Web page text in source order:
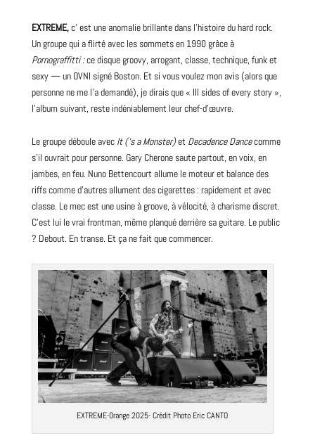
EXTREME,c’ est une anomalie brillante dans l’histoire du hard rock.
Ungroupequi a flirté avec les sommets en 1990 grâce à
Pornograffitti :ce disque groovy, arrogant, classe, technique, funk et
sexy — un OVNI signé Boston. Et si vous voulez mon avis (alors que
personne ne me l’a demandé), je dirais que « III sides of every story »,
l’album suivant, reste indéniablement leur chef-d’œuvre.
Le groupe déboule avec It (‘s a Monster)et Decadence Dancecomme
s’il ouvrait pour personne. Gary Cherone saute partout, en voix, en
jambes, en feu. Nuno Bettencourt allume le moteur et balance des
riffs comme d’autres allument des cigarettes : rapidement et avec
classe. Le mec est uneusine à groove, à vélocité, à charisme discret.
C’est lui le vrai frontman, même planqué derrière saguitare. Le public
? Debout. En transe. Et ça ne fait que commencer.
EXTREME-Orange 2025- Crédit Photo Eric CANTO